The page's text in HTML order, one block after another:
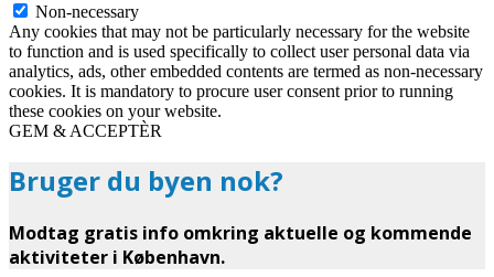
Non-necessary
Any cookies that may not be particularly necessary for the website
to function and is used specifically to collect user personal data via
analytics, ads, other embedded contents are termed as non-necessary
cookies. It is mandatory to procure user consent prior to running
these cookies on your website.
GEM & ACCEPTÈR
Bruger du byen nok?
Modtag gratis info omkring aktuelle og kommende
aktiviteter i København.